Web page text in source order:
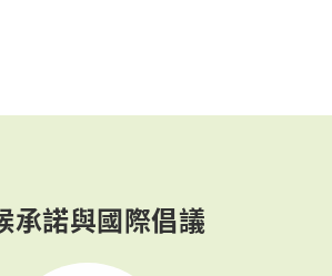
承諾與國際倡議